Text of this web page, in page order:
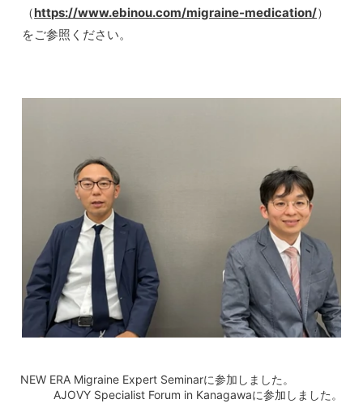
（https://www.ebinou.com/migraine-medication/）
をご参照ください。
NEW ERA Migraine Expert Seminarに参加しました。
AJOVY Specialist Forum in Kanagawaに参加しました。